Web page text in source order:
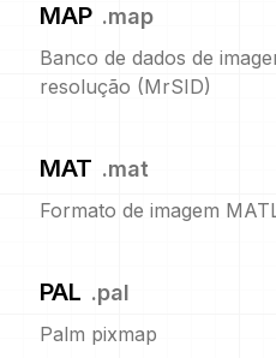
MAP .map
Banco de dados de
resolução (MrSID)
MAT .mat
Formato de imagem
PAL .pal
Palm pixmap